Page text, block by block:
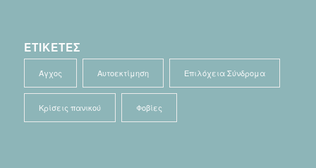
ΕΤΙΚΕΤΕΣ
Άγχος Αυτοεκτίμηση Επιλόχεια Σύνδρομα
Κρίσεις πανικού Φοβίες